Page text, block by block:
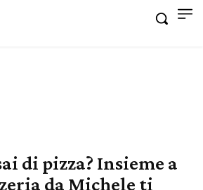
di pizza? Insieme a
da Michele ti